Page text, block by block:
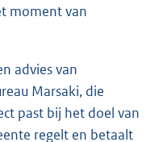
moment van
advies van
Marsaki, die
past bij het doel van
regelt en betaalt